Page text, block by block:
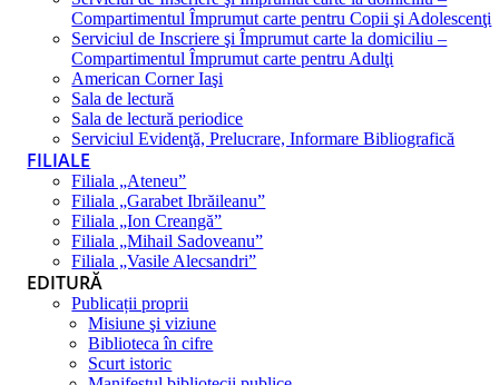
Compartimentul Împrumut carte pentru Copii şi Adolescenţi
Serviciul de Inscriere şi Împrumut carte la domiciliu –
Compartimentul Împrumut carte pentru Adulţi
American Corner Iaşi
Sala de lectură
Sala de lectură periodice
Serviciul Evidenţă, Prelucrare, Informare Bibliografică
FILIALE
Filiala „Ateneu”
Filiala „Garabet Ibrăileanu”
Filiala „Ion Creangă”
Filiala „Mihail Sadoveanu”
Filiala „Vasile Alecsandri”
EDITURĂ
Publicații proprii
Misiune şi viziune
Biblioteca în cifre
Scurt istoric